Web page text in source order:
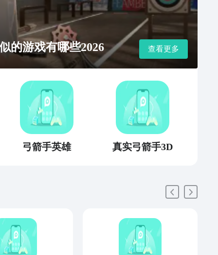
的游戏有哪些2026 查看更多
弓箭手英雄 真实弓箭手3D